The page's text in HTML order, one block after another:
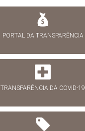
PORTAL DA TRANSPARÊNCIA
TRANSPARÊNCIA DA COVID-19